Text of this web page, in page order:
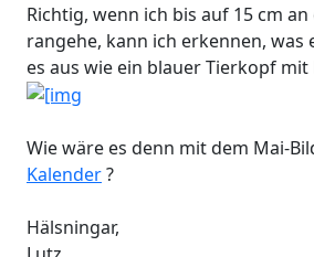
Richtig, wenn ich bis auf 15 cm
rangehe, kann ich erkennen, was
es aus wie ein blauer Tierkopf mit
Wie wäre es denn mit dem Mai-
Kalender?
Hälsningar,